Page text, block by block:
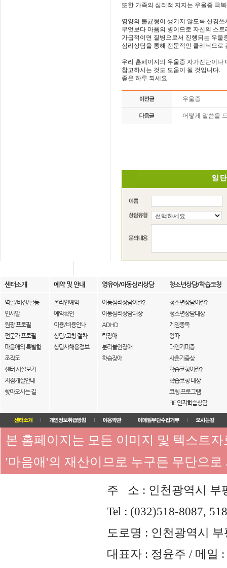
또한 가족의 심리적 지지는 우울증 극
영양의 불균형이 생기지 않도록 신경쓰
무엇보다 마음의 병이므로 자신의 스
가급적이면 질병으로서 진행되는 우울
심리상담을 통해 전문적인 클리닉으로
우리 홈페이지의 우울증 자가진단이나
참고하시는 것도 도움이 될 것입니다.
좋은 하루 되세요.
우울증
어떻게 말씀을
센터소개 예약 및 안내 영유아/아동심리상담 청소년상담/학습코칭
역할/비전/활동
인사말
원장 프로필
전문가 프로필
마음애의 특별함
조직도
센터 시설보기
지점개설안내
찾아오시는 길
온라인예약
예약확인
이용/비용안내
상담/코칭 절차
상담사채용정보
아동심리상담이란?
아동심리상담대상
ADHD
틱장애
분리불안장애
학습장애
청소년상담이란?
청소년상담대상
게임중독
왕따
대인기피증
사춘기증상
학습코칭이란?
학습코칭 대상
코칭 프로그램
FIE 인지학습상담
본 홈페이지는 모든 이미지 및 텍스트
'마음애'의 재산이므로 누구든 무단으
주 소 : 인천광역시 부
Tel : (032)518-8087,
도로명 : 인천광역시
대표자 : 정윤주 / 메일 :